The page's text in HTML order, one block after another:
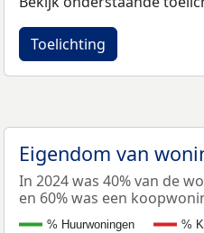
Toelichting
Eigendom van
In 2024 was 40% van de
en 60% was een
% Huurwoningen %